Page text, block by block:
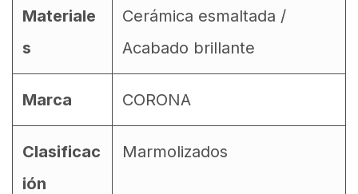
Materiale
s
Cerámica esmaltada /
Acabado brillante
Marca CORONA
Clasificac
ión
Marmolizados